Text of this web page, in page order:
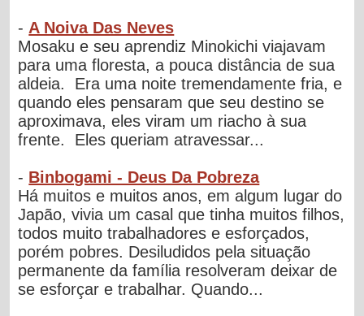
- A Noiva Das Neves
Mosaku e seu aprendiz Minokichi viajavam
para uma floresta, a pouca distância de sua
aldeia. Era uma noite tremendamente fria, e
quando eles pensaram que seu destino se
aproximava, eles viram um riacho à sua
frente. Eles queriam atravessar...
- Binbogami - Deus Da Pobreza
Há muitos e muitos anos, em algum lugar do
Japão, vivia um casal que tinha muitos filhos,
todos muito trabalhadores e esforçados,
porém pobres. Desiludidos pela situação
permanente da família resolveram deixar de
se esforçar e trabalhar. Quando...